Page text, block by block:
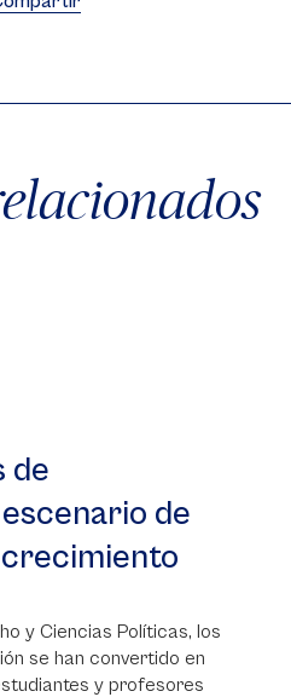
de
de
y Ciencias Políticas, los
se han convertido en
y profesores